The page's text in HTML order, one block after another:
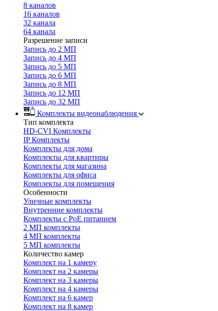
8 каналов
16 каналов
32 канала
64 канала
Разрешение записи
Запись до 2 МП
Запись до 4 МП
Запись до 5 МП
Запись до 6 МП
Запись до 8 МП
Запись до 12 МП
Запись до 32 МП
Комплекты видеонаблюдения
Тип комплекта
HD-CVI Комплекты
IP Комплекты
Комплекты для дома
Комплекты для квартиры
Комплекты для магазина
Комплекты для офиса
Комплекты для помещения
Особенности
Уличные комплекты
Внутренние комплекты
Комплекты с PoE питанием
2 МП комплекты
4 МП комплекты
5 МП комплекты
Количество камер
Комплект на 1 камеру
Комплект на 2 камеры
Комплект на 3 камеры
Комплект на 4 камеры
Комплект на 6 камер
Комплект на 8 камер